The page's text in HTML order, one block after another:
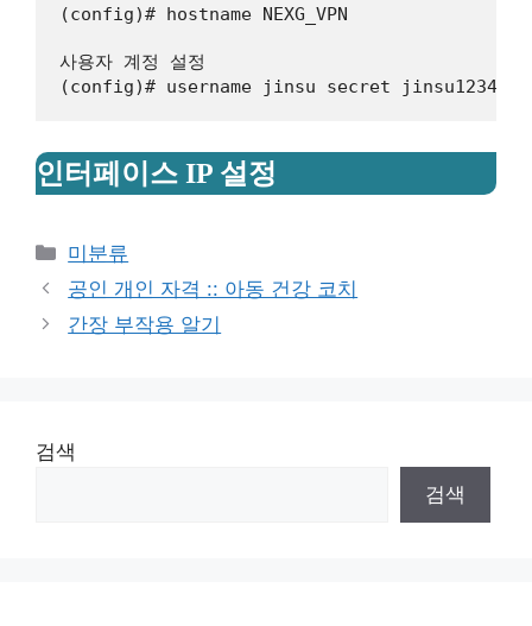
(config)# hostname NEXG_VPN
사용자 계정 설정
(config)# username jinsu secret jinsu1234
인터페이스 IP 설정
Categories
미분류
공인 개인 자격 :: 아동 건강 코치
간장 부작용 알기
검색
검색